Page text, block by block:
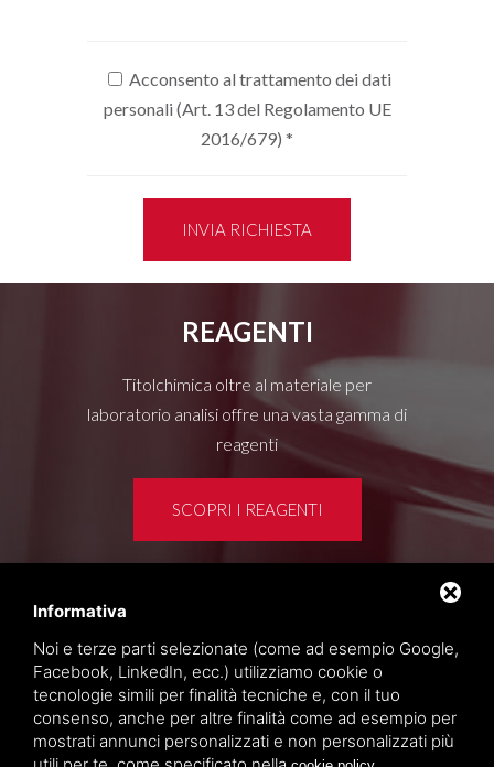
Acconsento al trattamento dei dati
personali (Art. 13 del Regolamento UE
2016/679) *
INVIA RICHIESTA
REAGENTI
Titolchimica oltre al materiale per
laboratorio analisi offre una vasta gamma di
reagenti
SCOPRI I REAGENTI
Informativa
Noi e terze parti selezionate (come ad esempio Google,
Facebook, LinkedIn, ecc.) utilizziamo cookie o
tecnologie simili per finalità tecniche e, con il tuo
consenso, anche per altre finalità come ad esempio per
mostrati annunci personalizzati e non personalizzati più
Area clienti
Privacy policy
Sitemap
TITOLCHIMICA SPA - VIA DELL'ARTIGIANATO, 2